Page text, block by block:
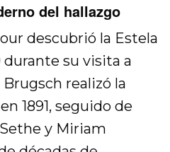
del hallazgo
descubrió la Estela
durante su visita a
realizó la
1891, seguido de
y Miriam